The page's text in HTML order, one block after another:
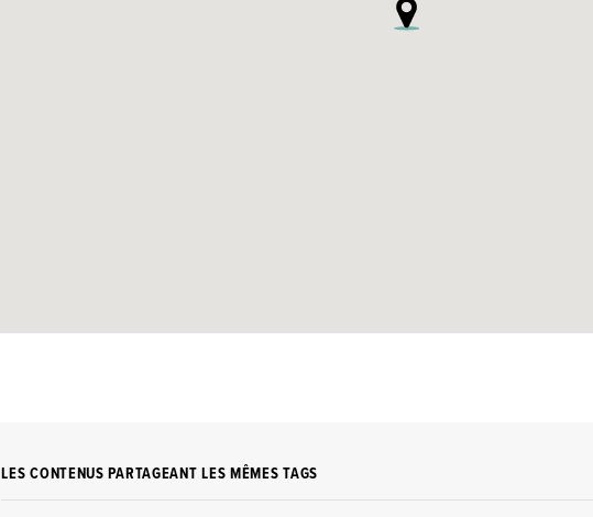
LES CONTENUS PARTAGEANT LES MÊMES TAGS